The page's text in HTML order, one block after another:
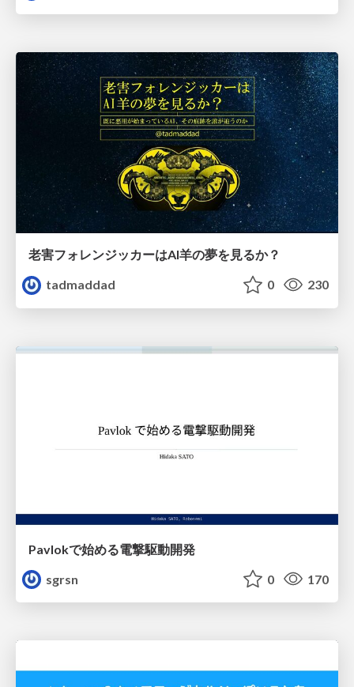
老害フォレンジッカーはAI羊の夢を見るか？
tadmaddad
0 230
Pavlokで始める電撃駆動開発
sgrsn
0 170